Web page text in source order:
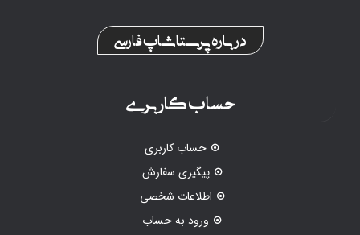
درباره پرستاشاپ فارسی
حساب کاربری
حساب کاربری
پیگیری سفارش
اطلاعات شخصی
ورود به حساب